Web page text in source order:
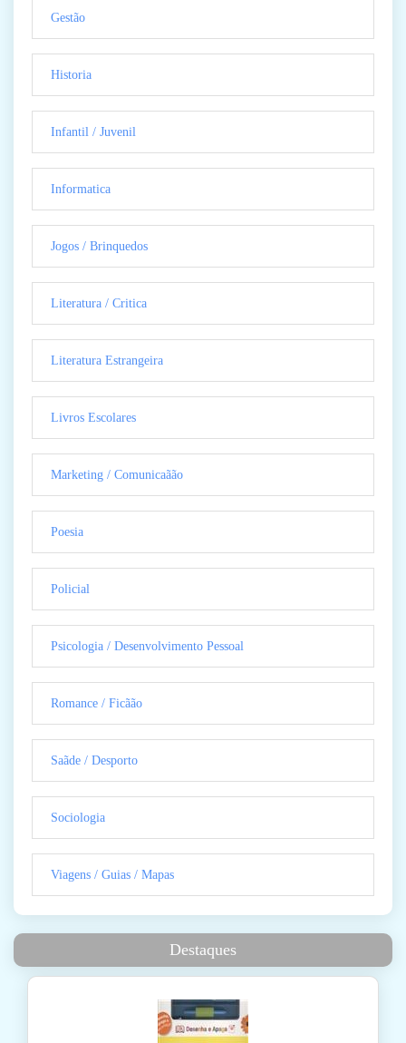
Gestão
Historia
Infantil / Juvenil
Informatica
Jogos / Brinquedos
Literatura / Critica
Literatura Estrangeira
Livros Escolares
Marketing / Comunicaãão
Poesia
Policial
Psicologia / Desenvolvimento Pessoal
Romance / Ficãão
Saãde / Desporto
Sociologia
Viagens / Guias / Mapas
Destaques